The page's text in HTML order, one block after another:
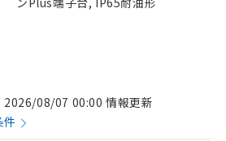
2026/08/07 00:00 情報更新
件